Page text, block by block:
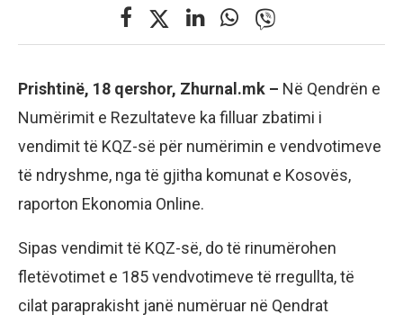
Prishtinë, 18 qershor, Zhurnal.mk – Në Qendrën e
Numërimit e Rezultateve ka filluar zbatimi i
vendimit të KQZ-së për numërimin e vendvotimeve
të ndryshme, nga të gjitha komunat e Kosovës,
raporton Ekonomia Online.
Sipas vendimit të KQZ-së, do të rinumërohen
fletëvotimet e 185 vendvotimeve të rregullta, të
cilat paraprakisht janë numëruar në Qendrat